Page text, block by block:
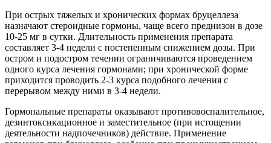
При острых тяжелых и хронических формах бруцеллеза
назначают стероидные гормоны, чаще всего преднизон в дозе
10-25 мг в сутки. Длительность применения препарата
составляет 3-4 недели с постепенным снижением дозы. При
остром и подостром течении ограничиваются проведением
одного курса лечения гормонами; при хронической форме
приходится проводить 2-3 курса подобного лечения с
перерывом между ними в 3-4 недели.
Гормональные препараты оказывают противовоспалительное,
дезинтоксикационное и заместительное (при истощении
деятельности надпочечников) действие. Применение